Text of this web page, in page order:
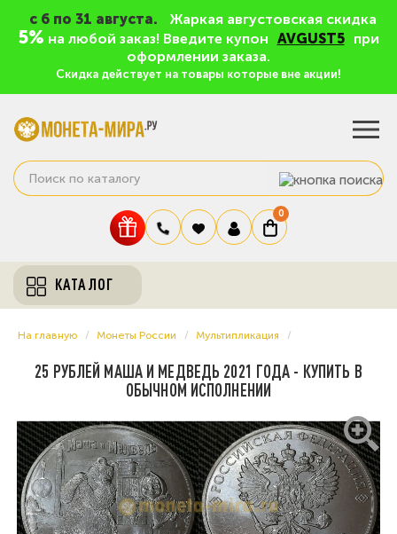
c 6 по 31 августа. Жаркая августовская скидка
5% на любой заказ! Введите купон AVGUST5
при
оформлении заказа.
Скидка действует на товары которые вне акции!
0
КАТАЛОГ
На главную Монеты России Мультипликация
25 РУБЛЕЙ МАША И МЕДВЕДЬ 2021 ГОДА - КУПИТЬ В
ОБЫЧНОМ ИСПОЛНЕНИИ